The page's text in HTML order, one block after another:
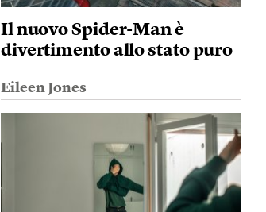
Il nuovo Spider-Man è
divertimento allo stato puro
Eileen Jones